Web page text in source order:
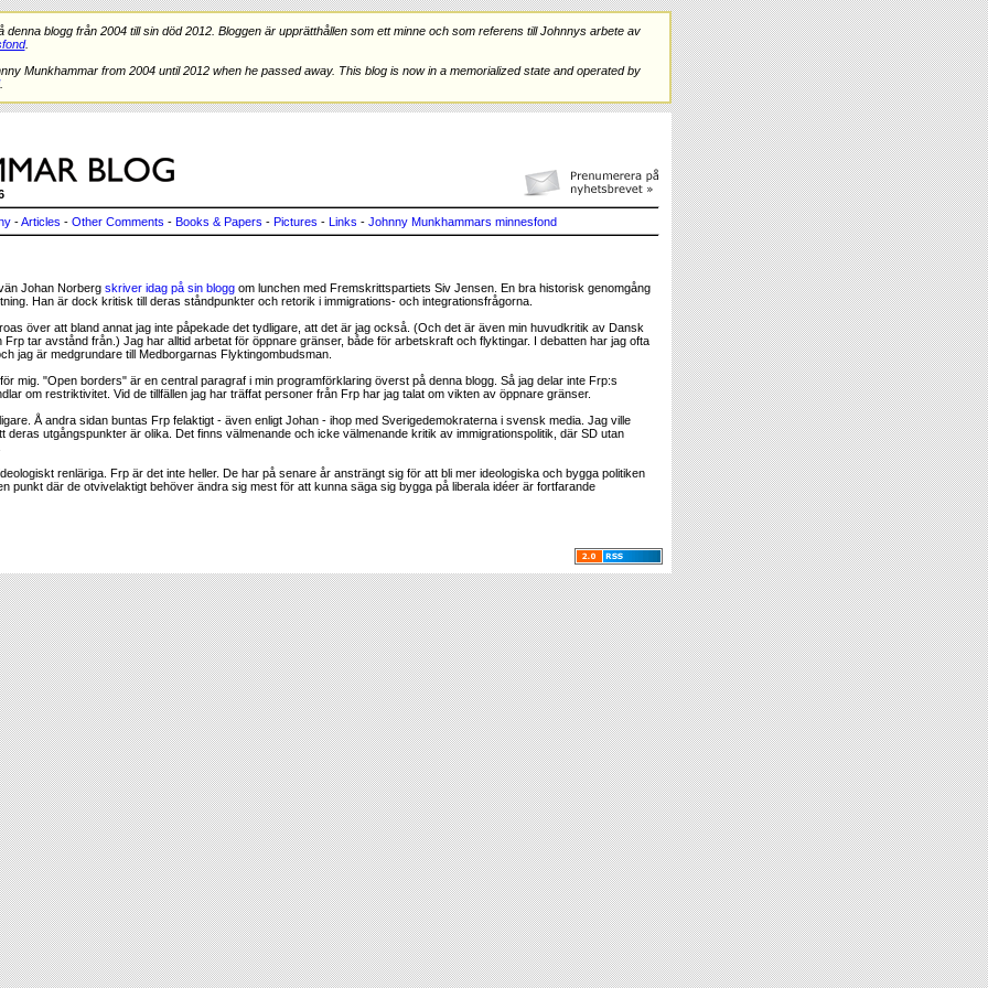
blogg från 2004 till sin död 2012. Bloggen är upprätthållen som ett minne och som referens till Johnnys arbete av
.
Munkhammar from 2004 until 2012 when he passed away. This blog is now in a memorialized state and operated by
.
-Articles - Other Comments - Books & Papers - Pictures - Links - Johnny Munkhammars minnesfond
Johan Norberg skriver idag på sin blogg om lunchen med Fremskrittspartiets Siv Jensen. En bra historisk genomgång
Han är dock kritisk till deras ståndpunkter och retorik i immigrations- och integrationsfrågorna.
över att bland annat jag inte påpekade det tydligare, att det är jag också. (Och det är även min huvudkritik av Dansk
tar avstånd från.) Jag har alltid arbetat för öppnare gränser, både för arbetskraft och flyktingar. I debatten har jag ofta
jag är medgrundare till Medborgarnas Flyktingombudsman.
mig. "Open borders" är en central paragraf i min programförklaring överst på denna blogg. Så jag delar inte Frp:s
om restriktivitet. Vid de tillfällen jag har träffat personer från Frp har jag talat om vikten av öppnare gränser.
Å andra sidan buntas Frp felaktigt - även enligt Johan - ihop med Sverigedemokraterna i svensk media. Jag ville
deras utgångspunkter är olika. Det finns välmenande och icke välmenande kritik av immigrationspolitik, där SD utan
renläriga. Frp är det inte heller. De har på senare år ansträngt sig för att bli mer ideologiska och bygga politiken
punkt där de otvivelaktigt behöver ändra sig mest för att kunna säga sig bygga på liberala idéer är fortfarande